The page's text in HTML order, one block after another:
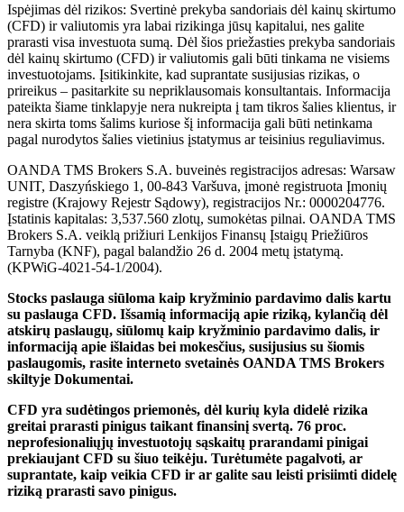
Ispėjimas dėl rizikos: Svertinė prekyba sandoriais dėl kainų skirtumo
(CFD) ir valiutomis yra labai rizikinga jūsų kapitalui, nes galite
prarasti visa investuota sumą. Dėl šios priežasties prekyba sandoriais
dėl kainų skirtumo (CFD) ir valiutomis gali būti tinkama ne visiems
investuotojams. Įsitikinkite, kad suprantate susijusias rizikas, o
prireikus – pasitarkite su nepriklausomais konsultantais. Informacija
pateikta šiame tinklapyje nera nukreipta į tam tikros šalies klientus, ir
nera skirta toms šalims kuriose šį informacija gali būti netinkama
pagal nurodytos šalies vietinius įstatymus ar teisinius reguliavimus.
OANDA TMS Brokers S.A. buveinės registracijos adresas: Warsaw
UNIT, Daszyńskiego 1, 00-843 Varšuva, įmonė registruota Įmonių
registre (Krajowy Rejestr Sądowy), registracijos Nr.: 0000204776.
Įstatinis kapitalas: 3,537.560 zlotų, sumokėtas pilnai. OANDA TMS
Brokers S.A. veiklą prižiuri Lenkijos Finansų Įstaigų Priežiūros
Tarnyba (KNF), pagal balandžio 26 d. 2004 metų įstatymą.
(KPWiG-4021-54-1/2004).
Stocks paslauga siūloma kaip kryžminio pardavimo dalis kartu
su paslauga CFD. Išsamią informaciją apie riziką, kylančią dėl
atskirų paslaugų, siūlomų kaip kryžminio pardavimo dalis, ir
informaciją apie išlaidas bei mokesčius, susijusius su šiomis
paslaugomis, rasite interneto svetainės OANDA TMS Brokers
skiltyje Dokumentai.
CFD yra sudėtingos priemonės, dėl kurių kyla didelė rizika
greitai prarasti pinigus taikant finansinį svertą. 76 proc.
neprofesionaliųjų investuotojų sąskaitų prarandami pinigai
prekiaujant CFD su šiuo teikėju. Turėtumėte pagalvoti, ar
suprantate, kaip veikia CFD ir ar galite sau leisti prisiimti didelę
riziką prarasti savo pinigus.